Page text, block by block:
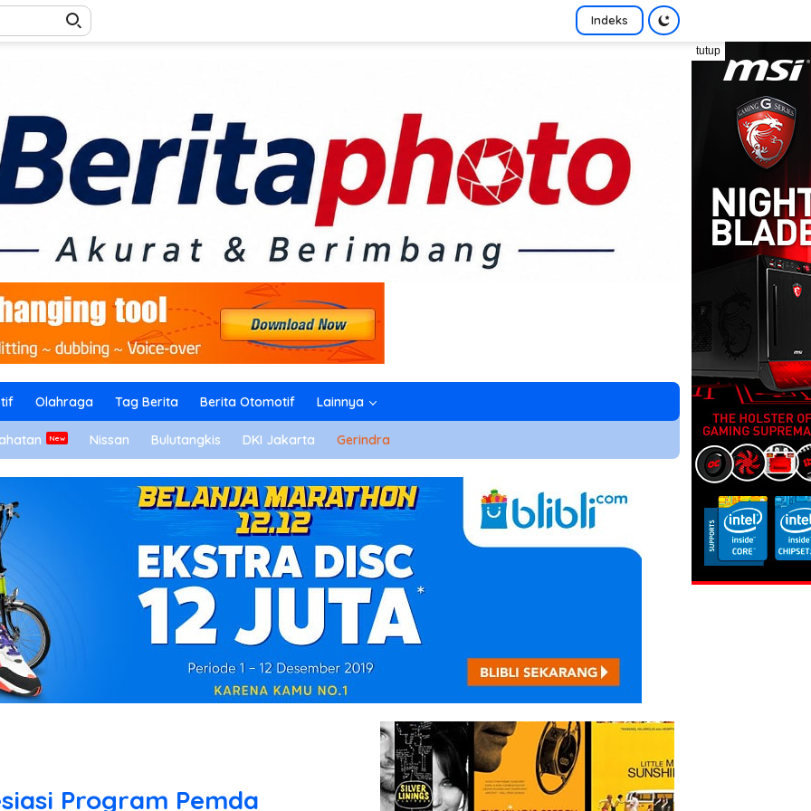
Indeks
tutup
Olahraga Tag Berita Berita Otomotif Lainnya
Nissan Bulutangkis DKI Jakarta Gerindra
Program Pemda